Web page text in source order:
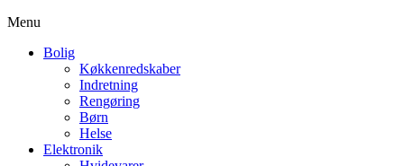
Menu
Bolig
Køkkenredskaber
Indretning
Rengøring
Børn
Helse
Elektronik